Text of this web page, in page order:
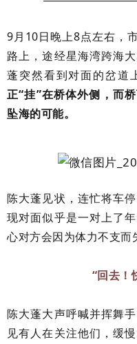
9月10日晚上8点左右，
路上，途经星海湾跨海
蓬突然看到对面的岔道
正“挂”在桥体外侧，而
坠海的可能。
陈大蓬见状，连忙将车
现对面似乎是一对上了
心对方会因为体力不支而
“回去！
陈大蓬大声呼喊并挥舞
见有人在关注他们，缓